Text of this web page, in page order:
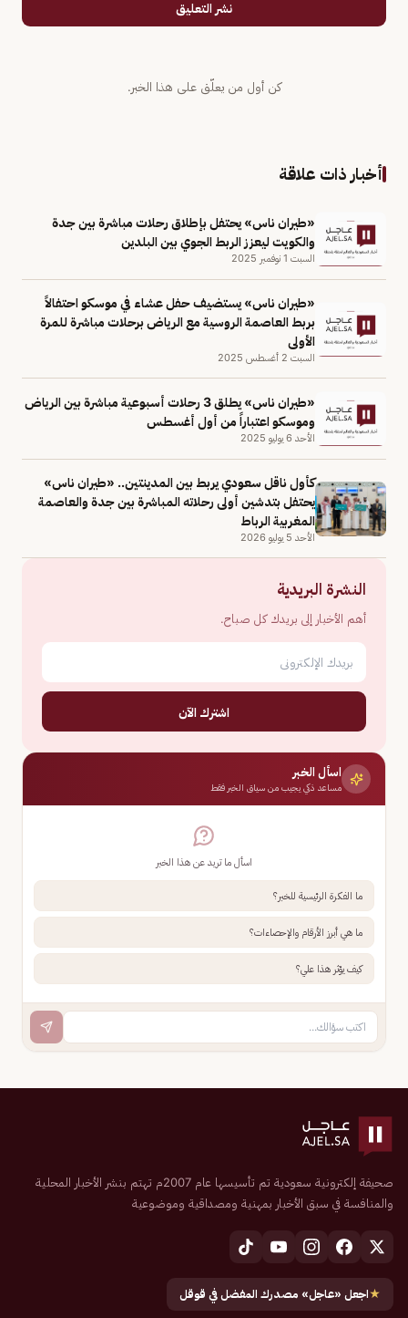
نشر التعليق
كن أول من يعلّق على هذا الخبر.
أخبار ذات علاقة
«طيران ناس» يحتفل بإطلاق رحلات مباشرة بين جدة
والكويت ليعزز الربط الجوي بين البلدين
السبت 1 نوفمبر 2025
«طيران ناس» يستضيف حفل عشاء في موسكو احتفالاً
بربط العاصمة الروسية مع الرياض برحلات مباشرة للمرة
الأولى
السبت 2 أغسطس 2025
«طيران ناس» يطلق 3 رحلات أسبوعية مباشرة بين الرياض
وموسكو اعتباراً من أول أغسطس
الأحد 6 يوليو 2025
كأول ناقل سعودي يربط بين المدينتين.. «طيران ناس»
يحتفل بتدشين أولى رحلاته المباشرة بين جدة والعاصمة
المغربية الرباط
الأحد 5 يوليو 2026
النشرة البريدية
أهم الأخبار إلى بريدك كل صباح.
اشترك الآن
اسأل الخبر
مساعد ذكي يجيب من سياق الخبر فقط
اسأل ما تريد عن هذا الخبر
ما الفكرة الرئيسية للخبر؟
ما هي أبرز الأرقام والإحصاءات؟
كيف يؤثر هذا علي؟
صحيفة إلكترونية سعودية تم تأسيسها عام 2007م تهتم بنشر الأخبار المحلية
والمنافسة في سبق الأخبار بمهنية ومصداقية وموضوعية
★اجعل «عاجل» مصدرك المفضل في قوقل